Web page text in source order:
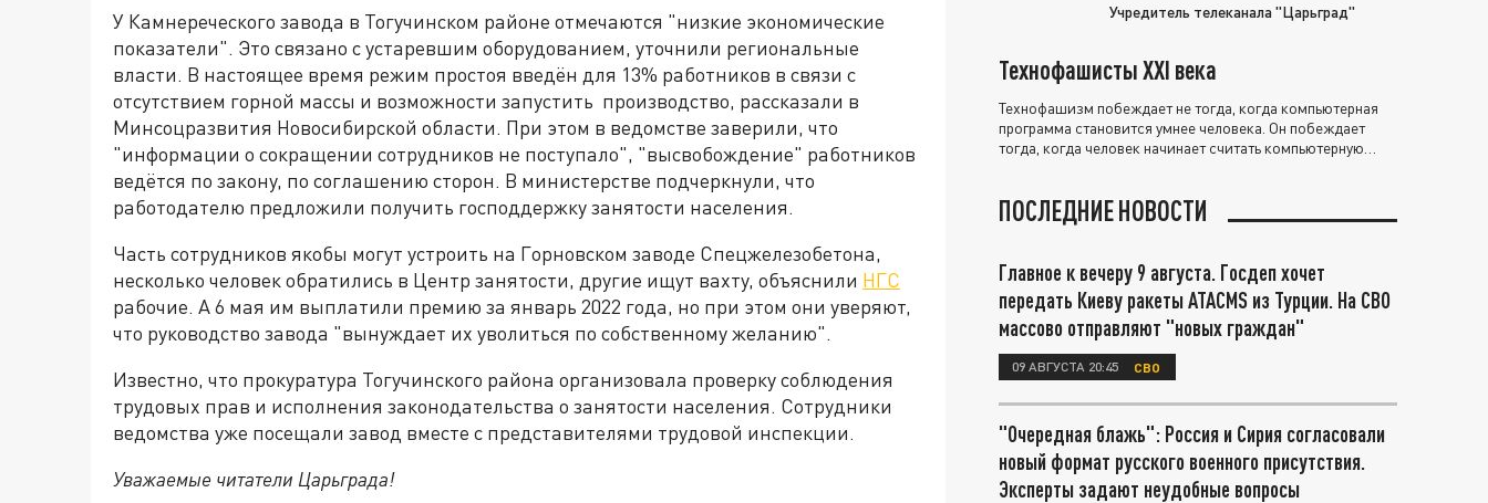
У Камнереческого завода в Тогучинском районе отмечаются "низкие экономические
показатели". Это связано с устаревшим оборудованием, уточнили региональные
власти. В настоящее время режим простоя введён для 13% работников в связи с
отсутствием горной массы и возможности запустить производство, рассказали в
Минсоцразвития Новосибирской области. При этом в ведомстве заверили, что
"информации о сокращении сотрудников не поступало", "высвобождение" работников
ведётся по закону, по соглашению сторон. В министерстве подчеркнули, что
работодателю предложили получить господдержку занятости населения.
Часть сотрудников якобы могут устроить на Горновском заводе Спецжелезобетона,
несколько человек обратились в Центр занятости, другие ищут вахту, объяснили НГС
рабочие. А 6 мая им выплатили премию за январь 2022 года, но при этом они уверяют,
что руководство завода "вынуждает их уволиться по собственному желанию".
Известно, что прокуратура Тогучинского района организовала проверку соблюдения
трудовых прав и исполнения законодательства о занятости населения. Сотрудники
ведомства уже посещали завод вместе с представителями трудовой инспекции.
Уважаемые читатели Царьграда!
Учредитель телеканала "Царьград"
Технофашисты XXI века
Технофашизм побеждает не тогда, когда компьютерная
программа становится умнее человека. Он побеждает
тогда, когда человек начинает считать компьютерную
ПОСЛЕДНИЕ НОВОСТИ
Главное к вечеру 9 августа. Госдеп хочет
передать Киеву ракеты ATACMS из Турции. На СВО
массово отправляют "новых граждан"
09 АВГУСТА 20:45 СВО
"Очередная блажь": Россия и Сирия согласовали
новый формат русского военного присутствия.
Эксперты задают неудобные вопросы